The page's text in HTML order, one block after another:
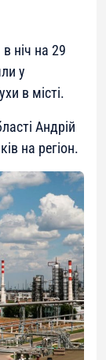
ніч на 29
у
в місті.
Андрій
на регіон.